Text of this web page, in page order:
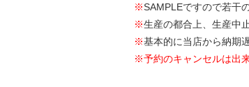
※SAMPLEですので若干
※生産の都合上、生産中
※基本的に当店から納期
※予約のキャンセルは出